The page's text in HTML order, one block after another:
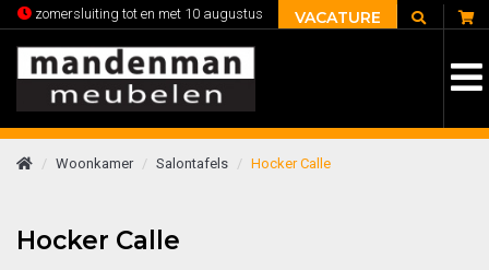
zomersluiting tot en met 10 augustus VACATURE
Woonkamer Salontafels Hocker Calle
Hocker Calle